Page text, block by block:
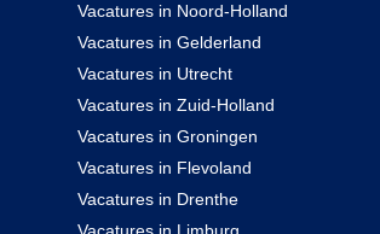
Vacatures in Noord-Holland
Vacatures in Gelderland
Vacatures in Utrecht
Vacatures in Zuid-Holland
Vacatures in Groningen
Vacatures in Flevoland
Vacatures in Drenthe